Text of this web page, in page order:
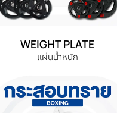
WEIGHT PLATE
แผ่นน้ำหนัก